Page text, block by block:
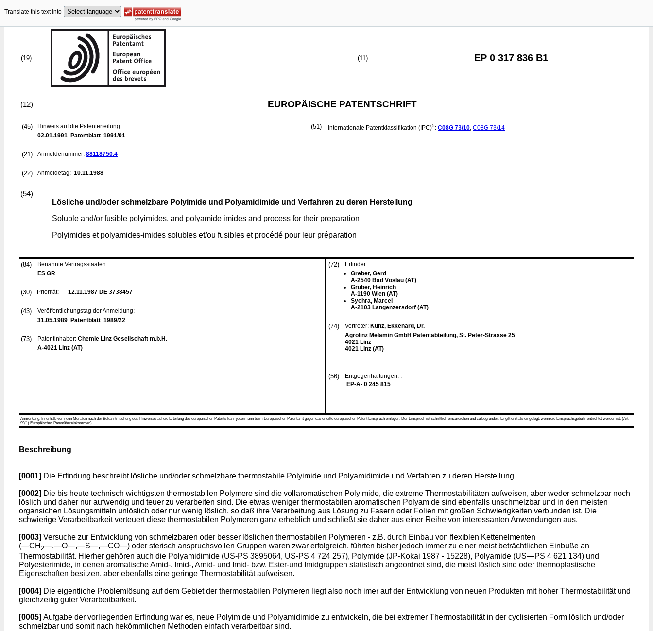
Translate this text into
(19) (11) EP 0 317 836 B1
(12) EUROPÄISCHE PATENTSCHRIFT
(45)
Hinweis auf die Patenterteilung:
02.01.1991 Patentblatt 1991/01
(21) Anmeldenummer: 88118750.4
(22) Anmeldetag: 10.11.1988
(51) Internationale Patentklassifikation (IPC)5: C08G 73/10, C08G 73/14
(54)
Lösliche und/oder schmelzbare Polyimide und Polyamidimide und Verfahren zu deren Herstellung
Soluble and/or fusible polyimides, and polyamide imides and process for their preparation
Polyimides et polyamides-imides solubles et/ou fusibles et procédé pour leur préparation
(84)
Benannte Vertragsstaaten:
ES GR
(30) Priorität: 12.11.1987 DE 3738457
(43)
Veröffentlichungstag der Anmeldung:
31.05.1989 Patentblatt 1989/22
(73) Patentinhaber: Chemie Linz Gesellschaft m.b.H.
A-4021 Linz (AT)
(72)
Erfinder:
Greber, Gerd
A-2540 Bad Vöslau (AT)
Gruber, Heinrich
A-1190 Wien (AT)
Sychra, Marcel
A-2103 Langenzersdorf (AT)
(74) Vertreter: Kunz, Ekkehard, Dr.
Agrolinz Melamin GmbH Patentabteilung, St. Peter-Strasse 25
4021 Linz
4021 Linz (AT)
(56)
Entgegenhaltungen: :
EP-A- 0 245 815
Anmerkung: Innerhalb von neun Monaten nach der Bekanntmachung des Hinweises auf die Erteilung des europäischen Patents kann jedermann beim Europäischen Patentamt gegen das erteilte europäischen Patent Einspruch einlegen. Der Einspruch ist schriftlich einzureichen und zu begründen. Er gilt erst als eingelegt, wenn die Einspruchsgebühr entrichtet worden ist. (Art.
99(1) Europäisches Patentübereinkommen).
Beschreibung
[0001] Die Erfindung beschreibt lösliche und/oder schmelzbare thermostabile Polyimide und Polyamidimide und Verfahren zu deren Herstellung.
[0002] Die bis heute technisch wichtigsten thermostabilen Polymere sind die vollaromatischen Polyimide, die extreme Thermostabilitäten aufweisen, aber weder schmelzbar noch
löslich und daher nur aufwendig und teuer zu verarbeiten sind. Die etwas weniger thermostabilen aromatischen Polyamide sind ebenfalls unschmelzbar und in den meisten
organsichen Lösungsmitteln unlöslich oder nur wenig löslich, so daß ihre Verarbeitung aus Lösung zu Fasern oder Folien mit großen Schwierigkeiten verbunden ist. Die
schwierige Verarbeitbarkeit verteuert diese thermostabilen Polymeren ganz erheblich und schließt sie daher aus einer Reihe von interessanten Anwendungen aus.
[0003] Versuche zur Entwicklung von schmelzbaren oder besser löslichen thermostabilen Polymeren - z.B. durch Einbau von flexiblen Kettenelmenten
(―CH 2―,―O―,―S―,―CO―) oder sterisch anspruchsvollen Gruppen waren zwar erfolgreich, führten bisher jedoch immer zu einer meist beträchtlichen Einbuße an
Thermostabilität. Hierher gehören auch die Polyamidimide (US-PS 3895064, US-PS 4 724 257), Polymide (JP-Kokai 1987 - 15228), Polyamide (US―PS 4 621 134) und
Polyesterimide, in denen aromatische Amid-, Imid-, Amid- und Imid- bzw. Ester-und Imidgruppen statistisch angeordnet sind, die meist löslich sind oder thermoplastische
Eigenschaften besitzen, aber ebenfalls eine geringe Thermostabilität aufweisen.
[0004] Die eigentliche Problemlösung auf dem Gebiet der thermostabilen Polymeren liegt also noch imer auf der Entwicklung von neuen Produkten mit hoher Thermostabilität und
gleichzeitig guter Verarbeitbarkeit.
[0005] Aufgabe der vorliegenden Erfindung war es, neue Polyimide und Polyamidimide zu entwickeln, die bei extremer Thermostabilität in der cyclisierten Form löslich und/oder
schmelzbar und somit nach hekömmlichen Methoden einfach verarbeitbar sind.